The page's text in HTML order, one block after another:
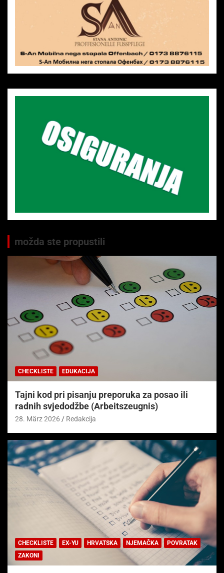
možda ste propustili
CHECKLISTE EDUKACIJA
Tajni kod pri pisanju preporuka za posao ili
radnih svjedodžbe (Arbeitszeugnis)
28. März 2026 Redakcija
CHECKLISTE EX-YU HRVATSKA NJEMAČKA
POVRATAK
ZAKONI